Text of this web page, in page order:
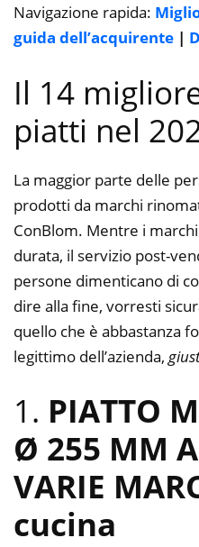
Navigazione rapida:
guida dell’acquirente |
Il 14
piatti nel
La maggior parte delle
prodotti da marchi
ConBlom. Mentre i
durata, il servizio post-
persone dimenticano di
dire alla fine, vorresti
quello che è abbastanza
legittimo dell’azienda,
1. PIATTO
Ø 255 MM
VARIE
cucina